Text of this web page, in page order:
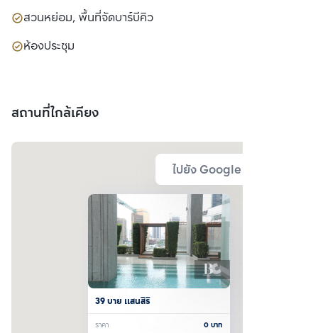
สวนหย่อม, พื้นที่จัดบาร์บีคิว
ห้องประชุม
สถานที่ใกล้เคียง
ไปยัง Google Map
39 บาย แสนสิริ
ราคา 0บาท